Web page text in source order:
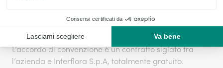
Informazioni utili
L’accordo di convenzione è un contratto siglato tra
l’azienda e Interflora S.p.A, totalmente gratuito.